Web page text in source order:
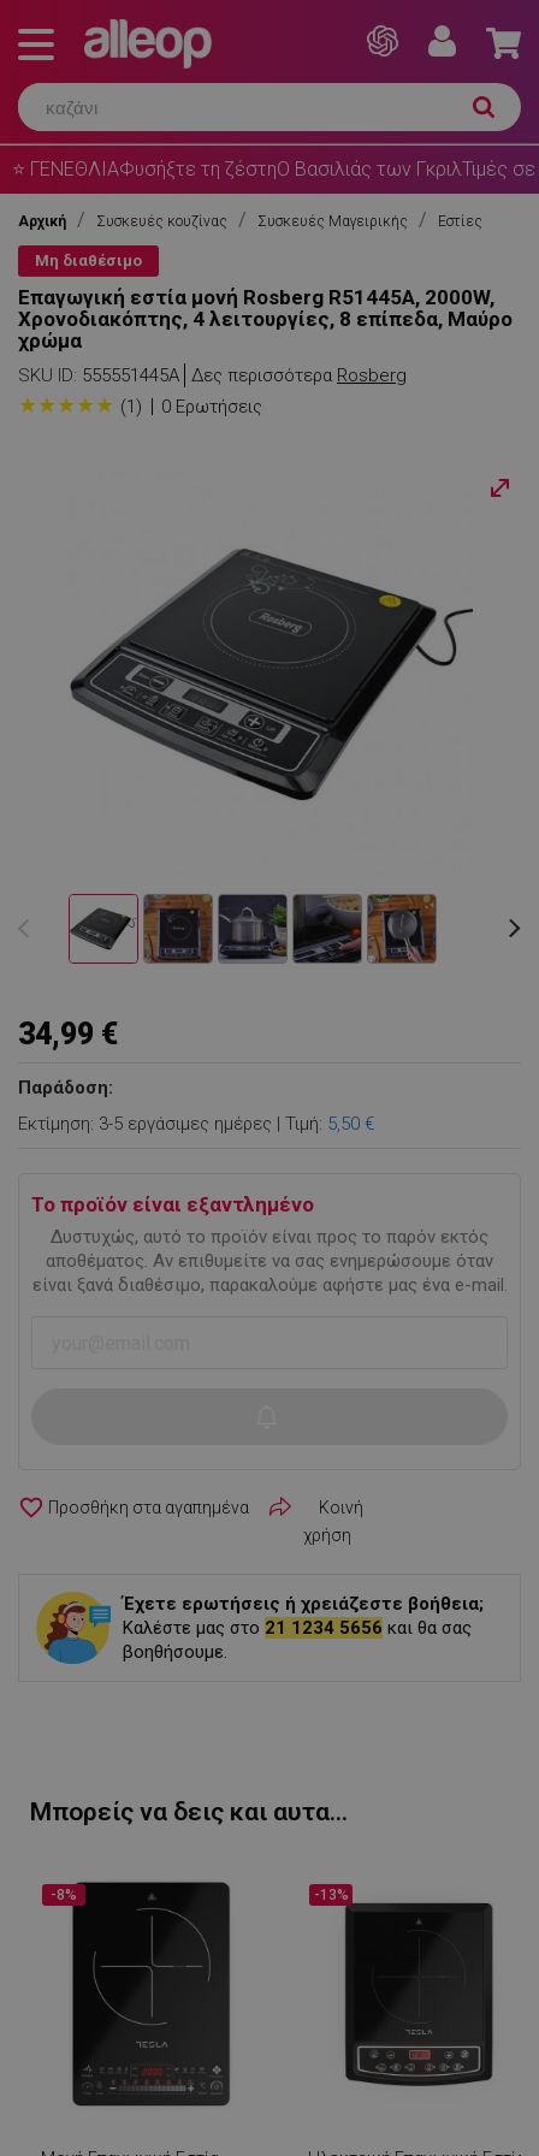
⭐ ΓΕΝΕΘΛΙΑΦυσήξτε τη ζέστηΟ Βασιλιάς των ΓκριλΤιμές σε
Αρχική Συσκευές κουζίνας Συσκευές Μαγειρικής Εστίες
Μη διαθέσιμο
Επαγωγική εστία μονή Rosberg R51445A, 2000W,
Χρονοδιακόπτης, 4 λειτουργίες, 8 επίπεδα, Μαύρο
χρώμα
SKU ID: 555551445A Δες περισσότερα Rosberg
★★★★★ (1) 0 Ερωτήσεις
34,99 €
Παράδοση:
Εκτίμηση: 3-5 εργάσιμες ημέρες | Τιμή: 5,50 €
Το προϊόν είναι εξαντλημένο
Δυστυχώς, αυτό το προϊόν είναι προς το παρόν εκτός
αποθέματος. Αν επιθυμείτε να σας ενημερώσουμε όταν
είναι ξανά διαθέσιμο, παρακαλούμε αφήστε μας ένα e-mail.
favorite_border
Κοινή
χρήση
Έχετε ερωτήσεις ή χρειάζεστε βοήθεια;
Καλέστε μας στο 21 1234 5656 και θα σας
βοηθήσουμε.
Μπορείς να δεις και αυτα...
-8% -13%